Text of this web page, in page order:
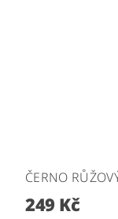
ČERNO
249 Kč